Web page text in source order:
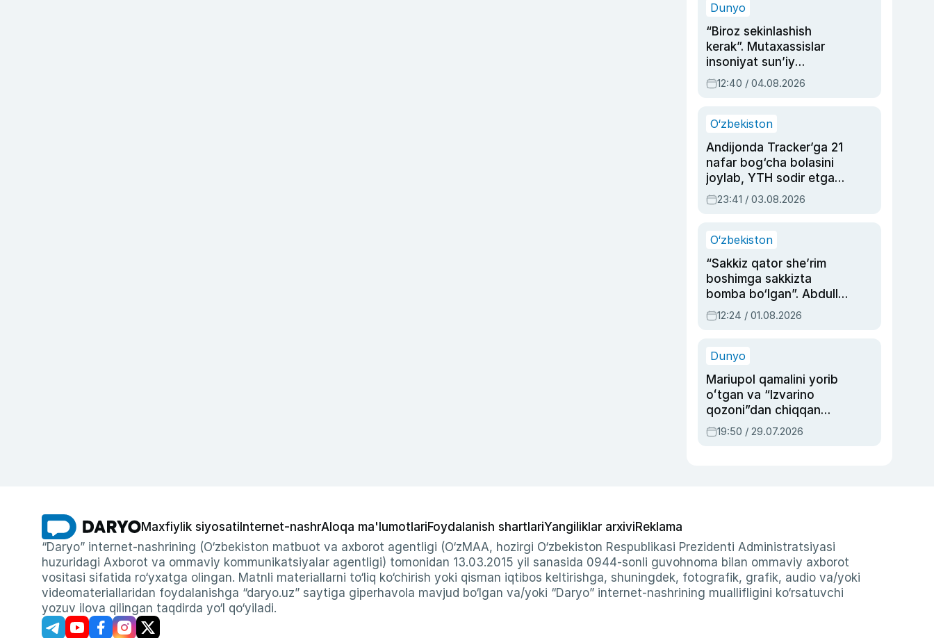
Dunyo
“Biroz sekinlashish
kerak”. Mutaxassislar
insoniyat sun’iy
intellektni boshqara
olmay qolishidan xavotir
12:40 / 04.08.2026
O‘zbekiston
Andijonda Tracker’ga 21
nafar bog‘cha bolasini
joylab, YTH sodir etgan
ayolga sud hukmi o‘qildi
23:41 / 03.08.2026
O‘zbekiston
“Sakkiz qator she’rim
boshimga sakkizta
bomba bo‘lgan”. Abdulla
Oripovni siyosiy
ayblovlardan asrab
12:24 / 01.08.2026
Dunyo
Mariupol qamalini yorib
oʻtgan va “Izvarino
qozoni”dan chiqqan
qahramon — Ukraina
armiyasi bosh
19:50 / 29.07.2026
Maxfiylik siyosati Internet-nashrAloqa ma'lumotlariFoydalanish shartlariYangiliklar arxiviReklama
“Daryo” internet-nashrining (O‘zbekiston matbuot va axborot agentligi (O‘zMAA, hozirgi O‘zbekiston Respublikasi Prezidenti Administratsiyasi
huzuridagi Axborot va ommaviy kommunikatsiyalar agentligi) tomonidan 13.03.2015 yil sanasida 0944-sonli guvohnoma bilan ommaviy axborot
vositasi sifatida ro‘yxatga olingan. Matnli materiallarni to‘liq ko‘chirish yoki qisman iqtibos keltirishga, shuningdek, fotografik, grafik, audio va/yoki
videomateriallaridan foydalanishga “daryo.uz” saytiga giperhavola mavjud bo‘lgan va/yoki “Daryo” internet-nashrining muallifligini ko‘rsatuvchi
yozuv ilova qilingan taqdirda yo‘l qo‘yiladi.